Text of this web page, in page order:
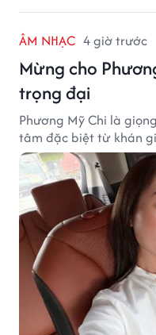
ÂM NHẠC 4 giờ trước
Mừng cho
trọng đại
Phương Mỹ Chi là
tâm đặc biệt từ khán